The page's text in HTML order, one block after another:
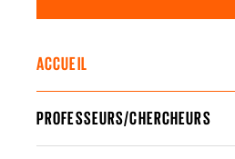
ACCUEIL
PROFESSEURS/CHERCHEURS